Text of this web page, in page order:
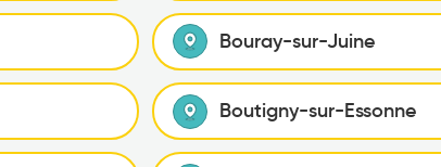
Bouray-sur-Juine
Boutigny-sur-Essonne